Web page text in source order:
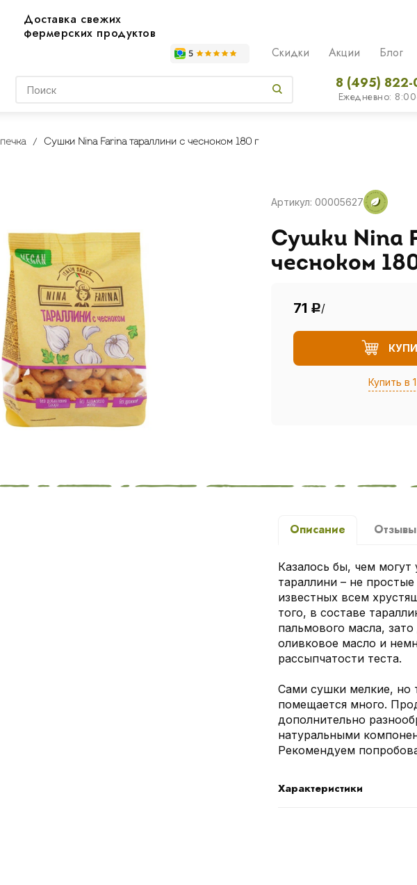
Доставка свежих
фермерских продуктов
Скидки Акции Блог
8 (495)
Ежедневно:
Сушки Nina Farina тараллини с чесноком 180 г
Артикул: 00005627
Сушки Nina
чесноком
71 Р/
Купить в
Описание Отзывы
Казалось бы, чем
тараллини – не
известных всем
того, в составе
пальмового масла,
оливковое масло и
рассыпчатости теста.
Сами сушки мелкие, но
помещается много.
дополнительно
натуральными
Рекомендуем
Характеристики